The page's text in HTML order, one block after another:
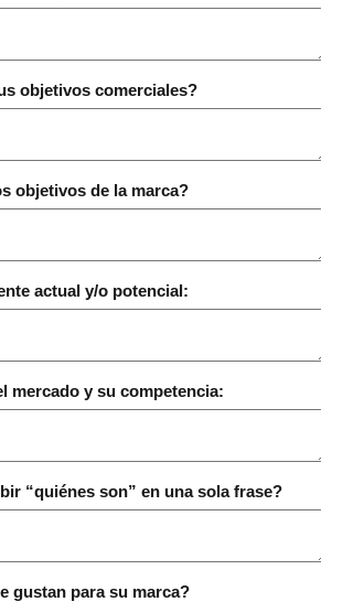
objetivos comerciales?
objetivos de la marca?
actual y/o potencial:
mercado y su competencia:
“quiénes son” en una sola frase?
gustan para su marca?